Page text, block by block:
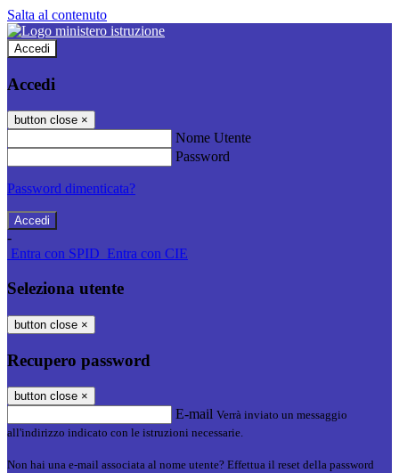
Salta al contenuto
Accedi
Accedi
button close ×
Nome Utente
Password
Password dimenticata?
-
Entra con SPID Entra con CIE
Seleziona utente
button close ×
Recupero password
button close ×
E-mail Verrà inviato un messaggio
all'indirizzo indicato con le istruzioni necessarie.
Non hai una e-mail associata al nome utente? Effettua il reset della password